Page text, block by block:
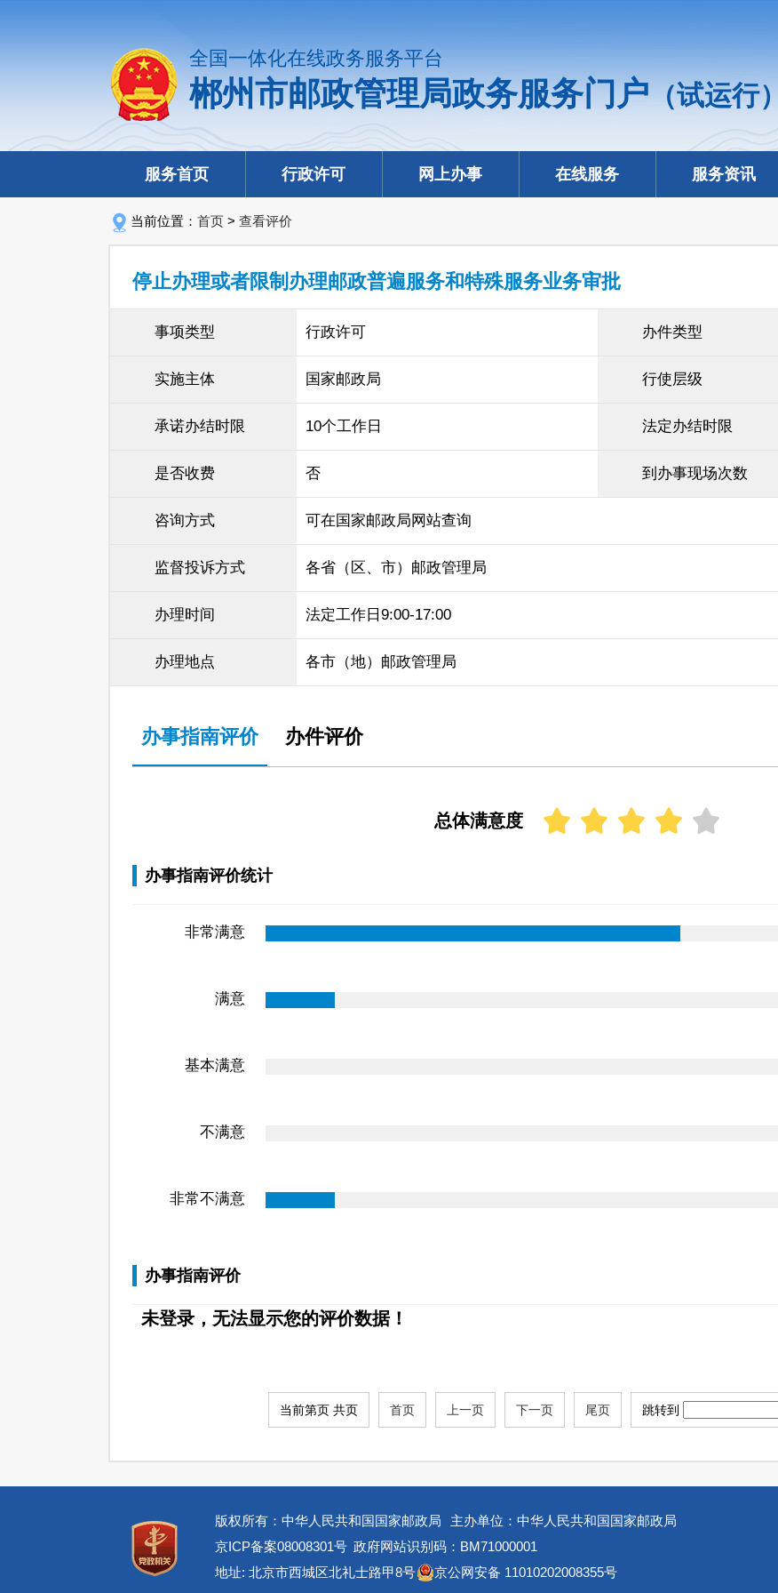
全国一体化在线政务服务平台
郴州市邮政管理局政务服务门户（试运行）
服务首页 行政许可 网上办事 在线服务 服务资讯
当前位置： 首页 > 查看评价
停止办理或者限制办理邮政普遍服务和特殊服务业务审批
事项类型 行政许可 办件类型
实施主体 国家邮政局 行使层级
承诺办结时限 10个工作日 法定办结时限
是否收费 否 到办事现场次数
咨询方式 可在国家邮政局网站查询
监督投诉方式 各省（区、市）邮政管理局
办理时间 法定工作日9:00-17:00
办理地点 各市（地）邮政管理局
办事指南评价 办件评价
总体满意度
办事指南评价统计
非常满意
满意
基本满意
不满意
非常不满意
办事指南评价
未登录，无法显示您的评价数据！
当前第页 共页 首页 上一页 下一页 尾页 跳转到
版权所有：中华人民共和国国家邮政局
主办单位：中华人民共和国国家邮政局
京ICP备案08008301号 政府网站识别码：BM71000001
地址: 北京市西城区北礼士路甲8号
京公网安备 11010202008355号